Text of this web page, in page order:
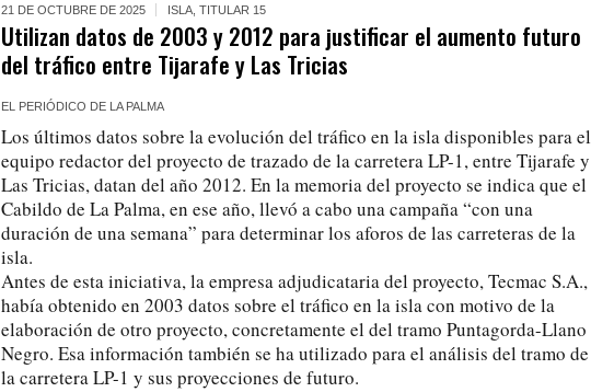
21 DE OCTUBRE DE 2025 ISLA ,TITULAR 15
Utilizan datos de 2003 y 2012 para justificar el aumento futuro
del tráfico entre Tijarafe y Las Tricias
EL PERIÓDICO DE LA PALMA
Los últimos datos sobre la evolución del tráfico en la isla disponibles para el
equipo redactor del proyecto de trazado de la carretera LP-1, entre Tijarafe y
Las Tricias, datan del año 2012. En la memoria del proyecto se indica que el
Cabildo de La Palma, en ese año, llevó a cabo una campaña “con una
duración de una semana” para determinar los aforos de las carreteras de la
isla.
Antes de esta iniciativa, la empresa adjudicataria del proyecto, Tecmac S.A.,
había obtenido en 2003 datos sobre el tráfico en la isla con motivo de la
elaboración de otro proyecto, concretamente el del tramo Puntagorda-Llano
Negro. Esa información también se ha utilizado para el análisis del tramo de
la carretera LP-1 y sus proyecciones de futuro.